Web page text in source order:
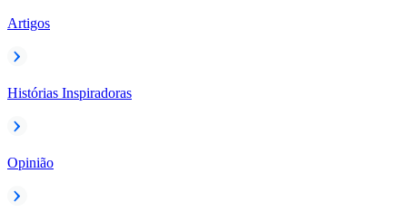
Artigos
Histórias Inspiradoras
Opinião